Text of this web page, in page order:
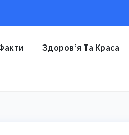
Здоров’я Та Краса